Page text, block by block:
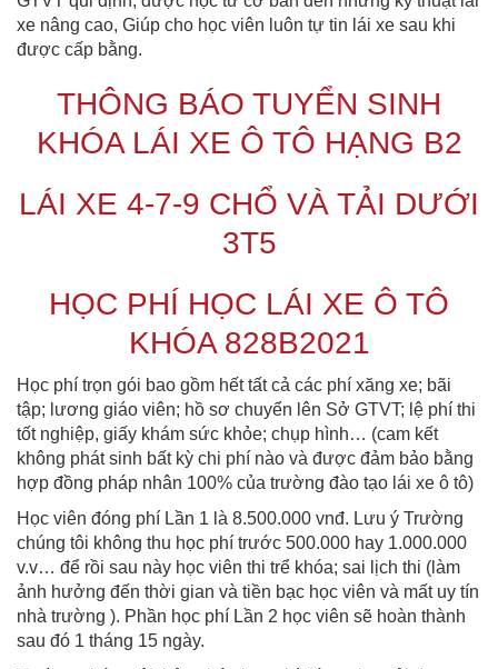
xe nâng cao, Giúp cho học viên luôn tự tin lái xe sau khi
được cấp bằng.
THÔNG BÁO TUYỂN SINH
KHÓA LÁI XE Ô TÔ HẠNG B2
LÁI XE 4-7-9 CHỔ VÀ TẢI DƯỚI
3T5
HỌC PHÍ HỌC LÁI XE Ô TÔ
KHÓA 828B2021
Học phí trọn gói bao gồm hết tất cả các phí xăng xe; bãi
tập; lương giáo viên; hồ sơ chuyển lên Sở GTVT; lệ phí thi
tốt nghiệp, giấy khám sức khỏe; chụp hình… (cam kết
không phát sinh bất kỳ chi phí nào và được đảm bảo bằng
hợp đồng pháp nhân 100% của trường đào tạo lái xe ô tô)
Học viên đóng phí Lần 1 là 8.500.000 vnđ. Lưu ý Trường
chúng tôi không thu học phí trước 500.000 hay 1.000.000
v.v… để rồi sau này học viên thi trể khóa; sai lịch thi (làm
ảnh hưởng đến thời gian và tiền bạc học viên và mất uy tín
nhà trường ). Phần học phí Lần 2 học viên sẽ hoàn thành
sau đó 1 tháng 15 ngày.